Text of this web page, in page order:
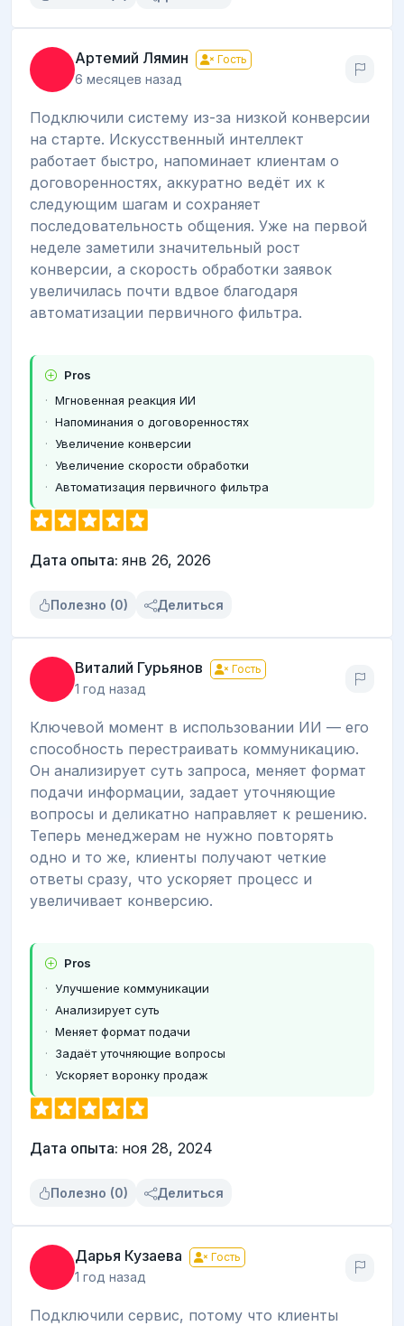
Артемий Лямин Гость
6 месяцев назад
Подключили систему из-за низкой конверсии
на старте. Искусственный интеллект
работает быстро, напоминает клиентам о
договоренностях, аккуратно ведёт их к
следующим шагам и сохраняет
последовательность общения. Уже на первой
неделе заметили значительный рост
конверсии, а скорость обработки заявок
увеличилась почти вдвое благодаря
автоматизации первичного фильтра.
Pros
Мгновенная реакция ИИ
Напоминания о договоренностях
Увеличение конверсии
Увеличение скорости обработки
Автоматизация первичного фильтра
Дата опыта: янв 26, 2026
Полезно (0) Делиться
Виталий Гурьянов Гость
1 год назад
Ключевой момент в использовании ИИ — его
способность перестраивать коммуникацию.
Он анализирует суть запроса, меняет формат
подачи информации, задает уточняющие
вопросы и деликатно направляет к решению.
Теперь менеджерам не нужно повторять
одно и то же, клиенты получают четкие
ответы сразу, что ускоряет процесс и
увеличивает конверсию.
Pros
Улучшение коммуникации
Анализирует суть
Меняет формат подачи
Задаёт уточняющие вопросы
Ускоряет воронку продаж
Дата опыта: ноя 28, 2024
Полезно (0) Делиться
Дарья Кузаева Гость
1 год назад
Подключили сервис, потому что клиенты